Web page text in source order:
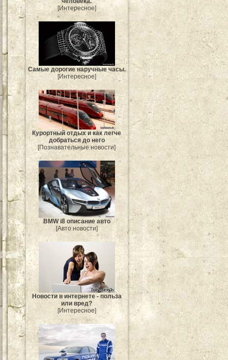
[Интересное]
Самые дорогие наручные часы.
[Интересное]
Курортный отдых и как легче
добраться до него
[Познавательные новости]
BMW i8 описание авто
[Авто новости]
Новости в интернете - польза
или вред?
[Интересное]